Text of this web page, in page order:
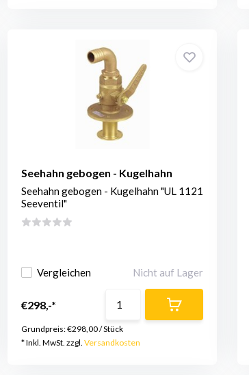
Seehahn gebogen - Kugelhahn
Seehahn gebogen - Kugelhahn "UL 1121
Seeventil"
Vergleichen Nicht auf Lager
€298,-*
Grundpreis:€298,00/Stück
* Inkl. MwSt. zzgl. Versandkosten